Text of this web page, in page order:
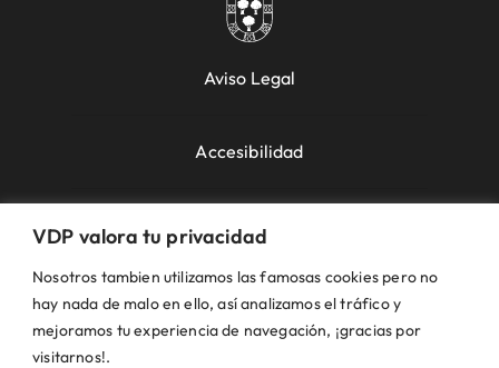
VDP valora tu privacidad
Nosotros tambien utilizamos las famosas cookies pero no
hay nada de malo en ello, así analizamos el tráfico y
mejoramos tu experiencia de navegación, ¡gracias por
visitarnos!.
Aviso Legal
Accesibilidad
Política de Cookies
Política de Privacidad